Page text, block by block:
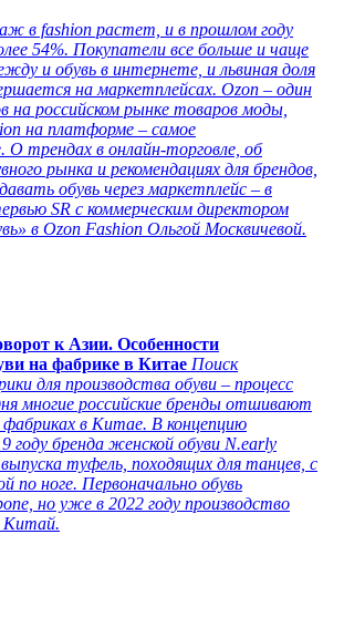
в fashion растет, и в прошлом году
54%. Покупатели все больше и чаще
и обувь в интернете, и львиная доля
на маркетплейсах. Ozon – один
на российском рынке товаров моды,
на платформе – самое
трендах в онлайн-торговле, об
рынка и рекомендациях для брендов,
обувь через маркетплейс – в
SR с коммерческим директором
в Ozon Fashion Ольгой Москвичевой.
к Азии. Особенности
на фабрике в Китае Поиск
для производства обуви – процесс
многие российские бренды отшивают
фабриках в Китае. В концепцию
году бренда женской обуви N.early
выпуска туфель, походящих для танцев, с
по ноге. Первоначально обувь
но уже в 2022 году производство
Китай.